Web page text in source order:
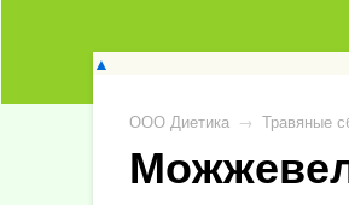
▲
ООО Диетика → Травяные